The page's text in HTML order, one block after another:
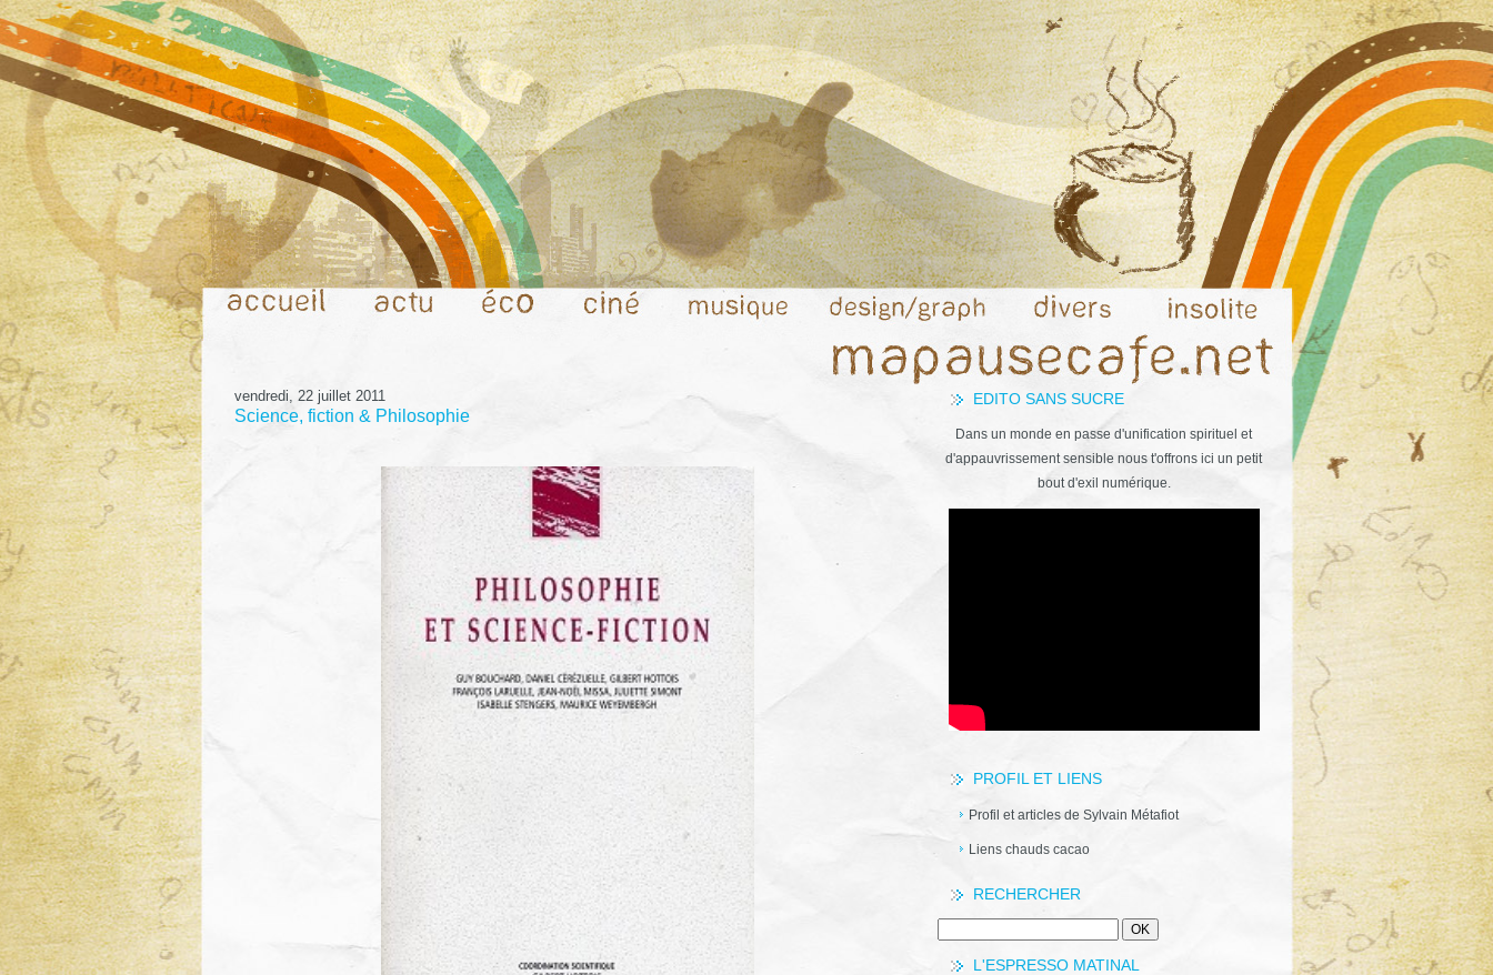
EDITO SANS SUCRE
Dans un monde en passe d'unification spirituel et
d'appauvrissement sensible nous t'offrons ici un petit
bout d'exil numérique.
PROFIL ET LIENS
Profil et articles de Sylvain Métafiot
Liens chauds cacao
RECHERCHER
L'ESPRESSO MATINAL
vendredi, 22 juillet 2011
Science, fiction & Philosophie